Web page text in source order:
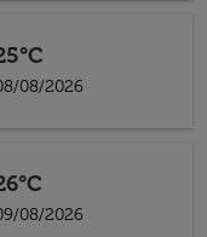
08/2026
08/2026